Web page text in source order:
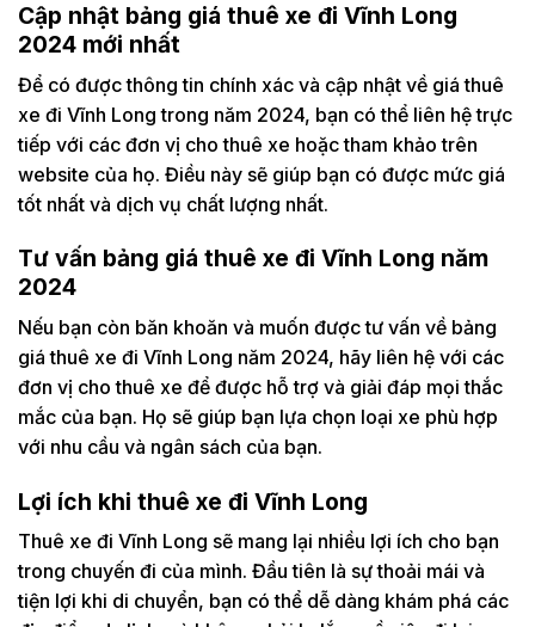
Cập nhật bảng giá thuê xe đi Vĩnh Long
2024 mới nhất
Để có được thông tin chính xác và cập nhật về giá thuê
xe đi Vĩnh Long trong năm 2024, bạn có thể liên hệ trực
tiếp với các đơn vị cho thuê xe hoặc tham khảo trên
website của họ. Điều này sẽ giúp bạn có được mức giá
tốt nhất và dịch vụ chất lượng nhất.
Tư vấn bảng giá thuê xe đi Vĩnh Long năm
2024
Nếu bạn còn băn khoăn và muốn được tư vấn về bảng
giá thuê xe đi Vĩnh Long năm 2024, hãy liên hệ với các
đơn vị cho thuê xe để được hỗ trợ và giải đáp mọi thắc
mắc của bạn. Họ sẽ giúp bạn lựa chọn loại xe phù hợp
với nhu cầu và ngân sách của bạn.
Lợi ích khi thuê xe đi Vĩnh Long
Thuê xe đi Vĩnh Long sẽ mang lại nhiều lợi ích cho bạn
trong chuyến đi của mình. Đầu tiên là sự thoải mái và
tiện lợi khi di chuyển, bạn có thể dễ dàng khám phá các